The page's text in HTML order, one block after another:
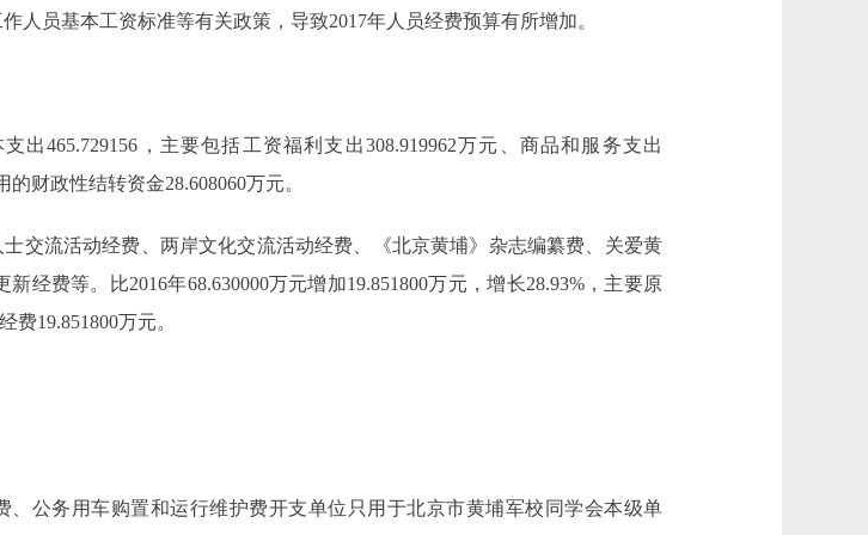
人员基本工资标准等有关政策，导致2017年人员经费预算有所增加。
465.729156，主要包括工资福利支出308.919962万元、商品和服务支出
财政性结转资金28.608060万元。
流活动经费、两岸文化交流活动经费、《北京黄埔》杂志编纂费、关爱黄
费等。比2016年68.630000万元增加19.851800万元，增长28.93%，主要原
19.851800万元。
务用车购置和运行维护费开支单位只用于北京市黄埔军校同学会本级单